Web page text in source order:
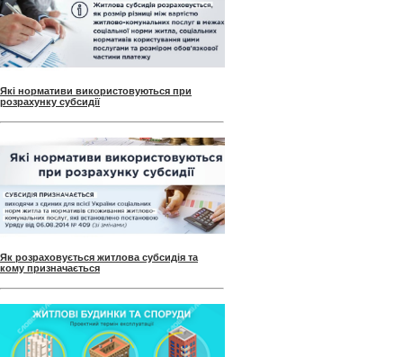
Які нормативи використовуються при
розрахунку субсидії
Як розраховується житлова субсидія та
кому призначається